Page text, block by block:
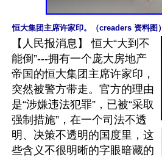
恒大集团主席许家印。（creaders 资料图）
【人民报消息】 恒大“大到不
能倒”---拥有一个庞大房地产
帝国的恒大集团主席许家印，
突然被警方带走。官方的理由
是“涉嫌违法犯罪”，已被“采取
强制措施”，在一个司法不透
明、决策不透明的国度里，这
些含义不很明晰的字眼暗藏的